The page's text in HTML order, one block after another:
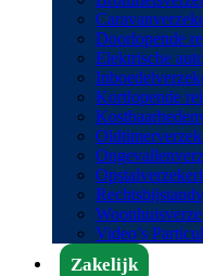
Doorlopende
Elektrische
Kortlopende
Video’s
Zakelijk